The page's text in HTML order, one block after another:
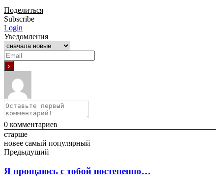
Поделиться
Subscribe
Login
Уведомления
0 комментариев
старше
новее самый популярный
Предыдущий
Я прощаюсь с тобой постепенно…